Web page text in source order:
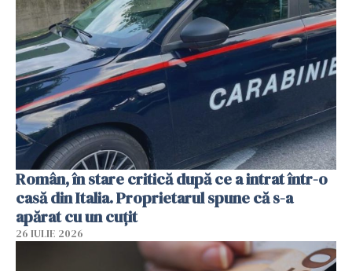
Român, în stare critică după ce a intrat într-o
casă din Italia. Proprietarul spune că s-a
apărat cu un cuțit
26 IULIE 2026